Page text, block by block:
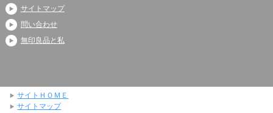
サイトマップ
問い合わせ
無印良品と私
サイトＨＯＭＥ
サイトマップ